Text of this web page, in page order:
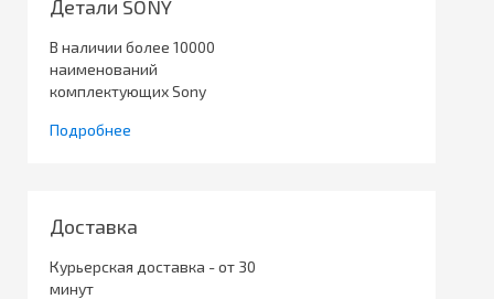
Детали SONY
В наличии более 10000
наименований
комплектующих Sony
Подробнее
Доставка
Курьерская доставка - от 30
минут